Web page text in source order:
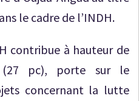
le cadre de l’INDH.
contribue à hauteur de
pc), porte sur le
concernant la lutte